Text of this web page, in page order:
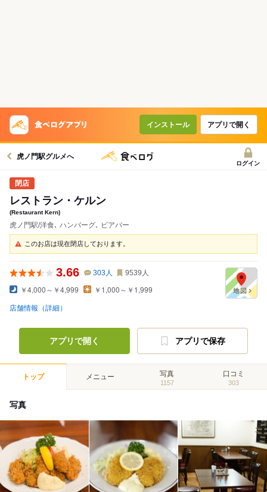
インストール アプリで開く
虎ノ門駅グルメへ
ログイン
レストラン・ケルン
(Restaurant Kern)
虎ノ門駅/洋食､ ハンバーグ､ ビアバー
このお店は現在閉店しております。
3.66 303人 9539 人
￥4,000～￥4,999 ￥1,000～￥1,999
店舗情報（詳細）
アプリで開く アプリで保存
トップ メニュー 写真
1157
口コミ
303
写真